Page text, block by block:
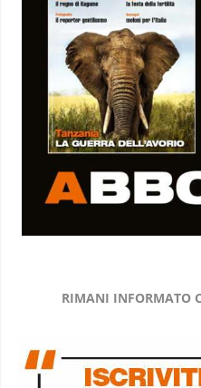
RIMANI INFORMATO